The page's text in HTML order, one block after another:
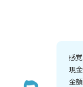
感
現
金